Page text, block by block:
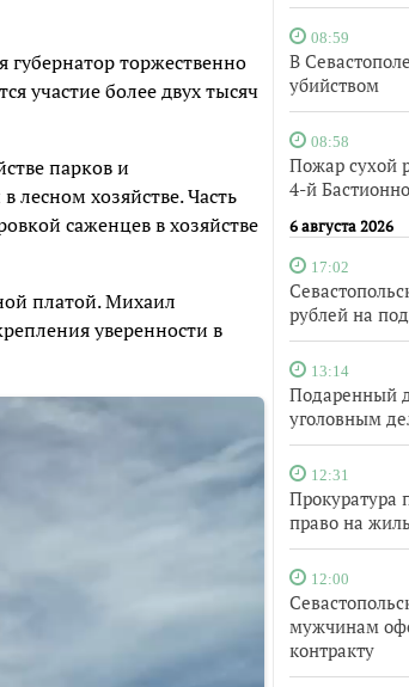
08:59
В
убийством
08:58
Пожар сухой
4-й
6 августа 2026
17:02
рублей на
13:14
Подаренный
уголовным
12:31
Прокуратура
право на
12:00
мужчинам
контракту
торжественно
участие более двух тысяч
парков и
лесном хозяйстве. Часть
саженцев в хозяйстве
платой. Михаил
уверенности в